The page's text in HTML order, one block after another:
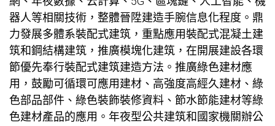
器人等相關技術，整體晉陞建造手腕信息化程度。鼎
力發展多體系裝配式建筑，重點應用裝配式混凝土建
筑和鋼結構建筑，推廣模塊化建筑，在開展建設各環
節優先奉行裝配式建筑建造方法。推廣綠色建材應
用，鼓勵可循環可應用建材、高強度高經久建材、綠
色部品部件、綠色裝飾裝修資料、節水節能建材等綠
色建材產品的應用。年夜型公共建筑和國家機關辦公